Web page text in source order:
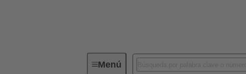
MenúConectores industriales / Han®